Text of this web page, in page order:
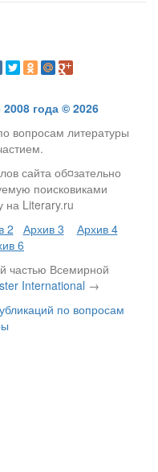
года © 2026
вопросам литературы
сайта об¤зательно
поисковиками
на Literary.ru
2 Архив 3
Архив 4
6
частью Всемирной
International →
по вопросам